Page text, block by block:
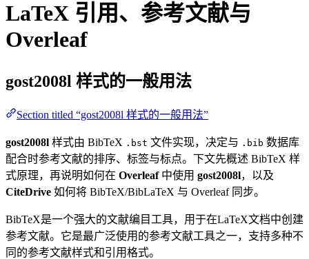
LaTeX 引用、参考文献与
Overleaf
gost2008l 样式的一般用法
Section titled “gost2008l 样式的一般用法”
gost2008l 样式由 BibTeX .bst 文件实现，决定与 .bib 数据库
配合时参考文献的排序、标签与标点。下文先概述 BibTeX 样
式原理，再说明如何在 Overleaf中使用 gost2008l，以及
CiteDrive 如何将 BibTeX/BibLaTeX 与 Overleaf 同步。
BibTeX是一个强大的文献编目工具，用于在LaTeX文档中创建
参考文献。它是最广泛使用的参考文献工具之一，支持多种不
同的参考文献样式和引用格式。